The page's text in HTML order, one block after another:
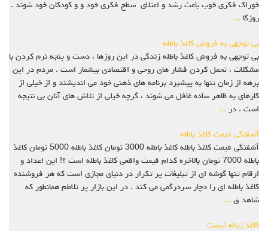
خوراک فکری خوب باعث رشد و اعتلای سطح فکری خود و و کودکان خود شوند .
روزگا ...
بی توجهی به فروش کاغذ باطله
بی توجهی به فروش کاغذ باطله زندگی در این روزها ، دست و پنجه نرم کردن با
مشکلات ، تحمل کردن فشار های روحی و اقتصادی بیشمار است .‌ مردم در این
برهه از زمان تنها به پیشبرد برنامه های ذهنی خود می اندیشند و از خیلی از
کارهای به ظاهر ساده غافل می شوند ، گرچه خیلی از تلاش های آنان بی نتیجه
است . در ...
آشفتگی قیمت کاغذ باطله
آشفتگی قیمت کاغذ باطله کاغذ باطله 3000 تومان کاغذ باطله 5000 تومان کاغذ
باطله 7000 تومان بالاخره کدام قیمت واقعی کاغذ باطله است ؟! این اعداد و
ارقام تنها گوشه ای از تبلیغات پر تکرار در دنیای مجازی است که هر فروشنده
کاغذ باطله ای را دچار سردرگمی می کند . در این بازار پر تلاطم همانطور که
شاهد ق ...
کاغذ زباله نیست